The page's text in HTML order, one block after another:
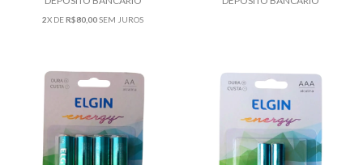
2X DER$80,00SEM JUROS